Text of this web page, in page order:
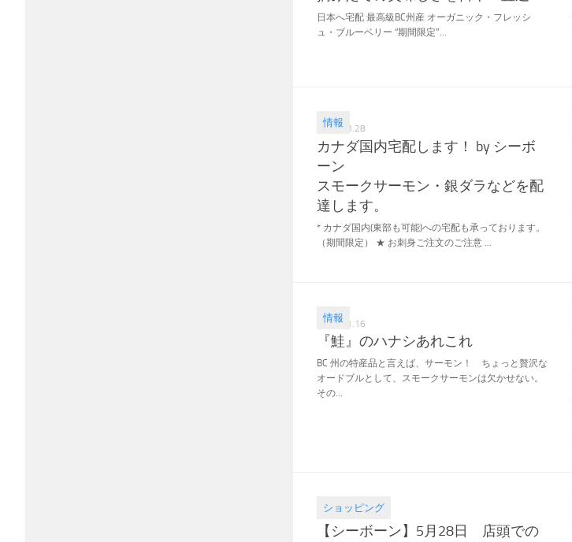
日本へ宅配 最高級BC州産 オーガニック・フレッシ
ュ・ブルーベリー “期間限定”...
情報
2018.03.28
カナダ国内宅配します！ by シーボ
ーン
スモークサーモン・銀ダラなどを配
達します。
* カナダ国内(東部も可能)への宅配も承っております。
（期間限定） ★ お刺身ご注文のご注意 ...
情報
2017.11.16
『鮭』のハナシあれこれ
BC 州の特産品と言えば、サーモン！ ちょっと贅沢な
オードブルとして、スモークサーモンは欠かせない。
その...
ショッピング
2017.05.28
【シーボーン】5月28日 店頭での